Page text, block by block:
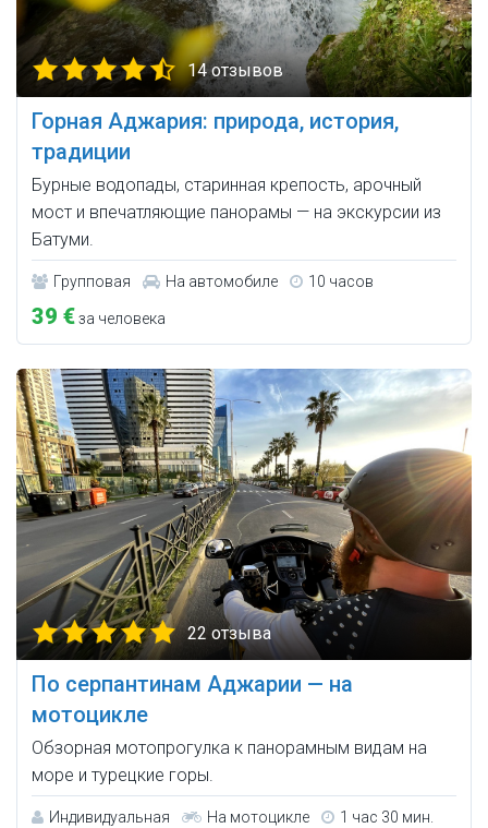
14 отзывов
Горная Аджария: природа, история,
традиции
Бурные водопады, старинная крепость, арочный
мост и впечатляющие панорамы — на экскурсии из
Батуми.
Групповая На автомобиле 10 часов
39 €за человека
22 отзыва
По серпантинам Аджарии — на
мотоцикле
Обзорная мотопрогулка к панорамным видам на
море и турецкие горы.
Индивидуальная На мотоцикле 1 час 30 мин.